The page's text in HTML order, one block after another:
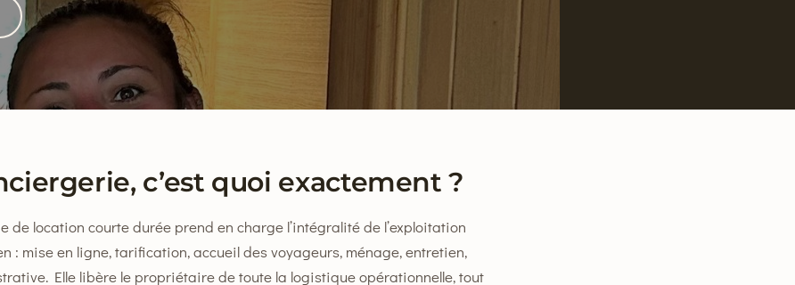
c’est quoi exactement ?
de location courte durée prend en charge l’intégralité de l’exploitation
: mise en ligne, tarification, accueil des voyageurs, ménage, entretien,
Elle libère le propriétaire de toute la logistique opérationnelle, tout